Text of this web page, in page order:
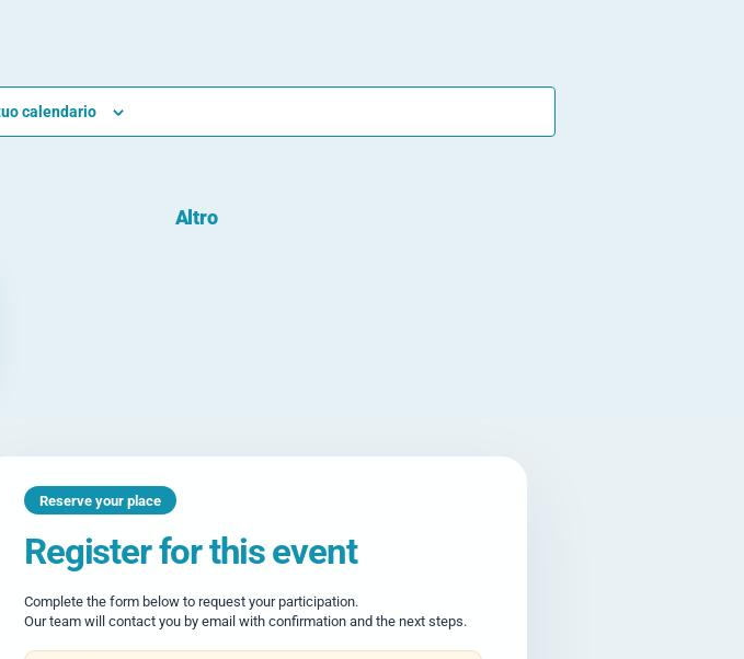
calendario
Altro
Reserve your place
Register for this event
Complete the form below to request your participation.
Our team will contact you by email with confirmation and the next steps.